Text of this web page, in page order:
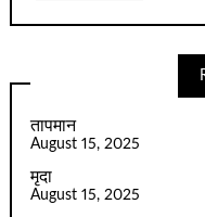
तापमान
August 15, 2025
मृदा
August 15, 2025